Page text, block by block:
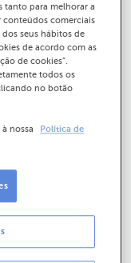
mais de um
tanto para melhorar a
conteúdos comerciais
dos seus hábitos de
de acordo com as
de cookies”.
todos os
no botão
nossa
Política de